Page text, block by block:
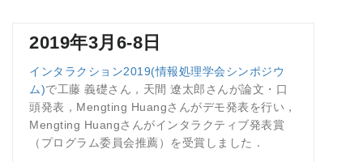
2019年3月6-8日
インタラクション2019(情報処理学会シンポジウ
ム)で工藤 義礎さん，天間 遼太郎さんが論文・口
頭発表，Mengting Huangさんがデモ発表を行い，
Mengting Huangさんがインタラクティブ発表賞
（プログラム委員会推薦）を受賞しました．